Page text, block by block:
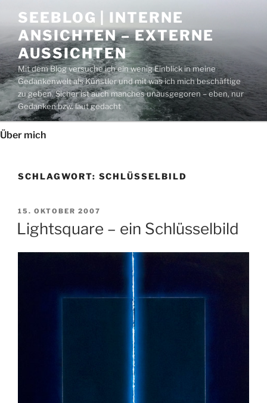
Inhalt
springen
SEEBLOG | INTERNE
ANSICHTEN – EXTERNE
AUSSICHTEN
Mit dem Blog versuche ich ein wenig Einblick in meine
Gedankenwelt als Künstler und mit was ich mich beschäftige
zu geben. Sicher ist auch manches unausgegoren – eben, nur
Gedanken bzw. laut gedacht
Über mich
SCHLAGWORT: SCHLÜSSELBILD
VERÖFFENTLICHT
AM
15. OKTOBER 2007
Lightsquare – ein Schlüsselbild